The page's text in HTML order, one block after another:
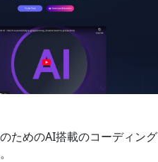
ためのAI搭載のコーディング